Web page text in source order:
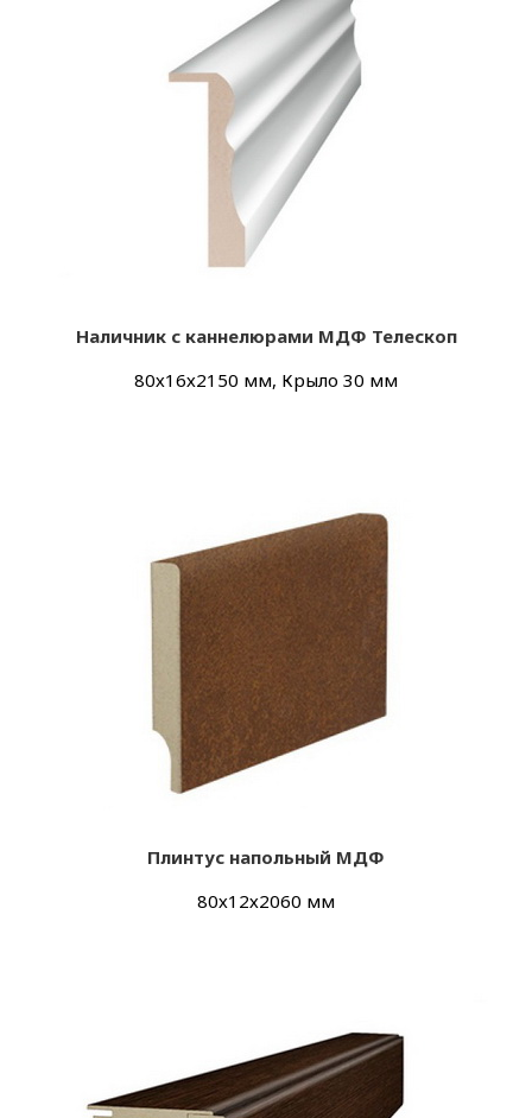
Наличник с каннелюрами МДФ Телескоп
80х16х2150 мм, Крыло 30 мм
Плинтус напольный МДФ
80х12х2060 мм